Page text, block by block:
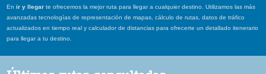
Enir y llegar te ofrecemos la mejor ruta para llegar a cualquier destino. Utilizamos las más
avanzadas tecnologías de representación de mapas, cálculo de rutas, datos de tráfico
actualizados en tiempo real y calculador de distancias para ofrecerte un detallado itenerario
para llegar a tu destino.